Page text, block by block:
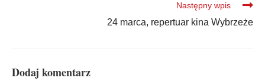
Następny wpis
24 marca, repertuar kina Wybrzeże
Dodaj komentarz